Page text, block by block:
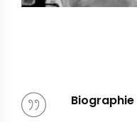
Biographie